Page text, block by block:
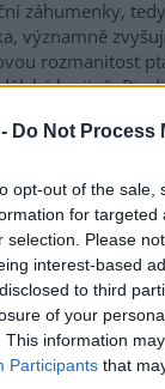
Do Not Process
opt-out of the
for
selection. Please
interest-based
to third
of your
This information
Participants that
záhumenky,
významně
rozmanitost
krajině.
ptákům
krajině
obratlovců
Ecosystems
přesun peněz